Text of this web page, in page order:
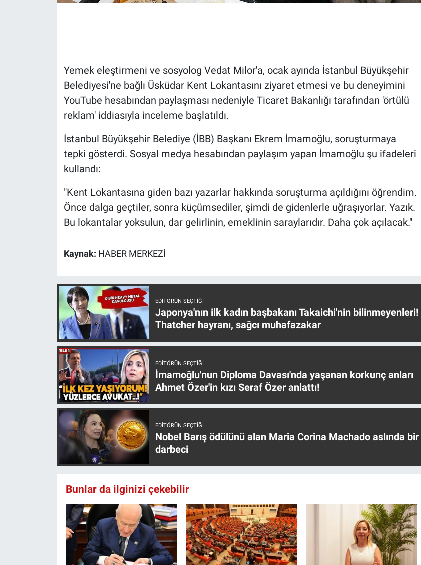
Yemek eleştirmeni ve sosyolog Vedat Milor'a, ocak ayında İstanbul Büyükşehir
Belediyesi'ne bağlı Üsküdar Kent Lokantasını ziyaret etmesi ve bu deneyimini
YouTube hesabından paylaşması nedeniyle Ticaret Bakanlığı tarafından 'örtülü
reklam' iddiasıyla inceleme başlatıldı.
İstanbul Büyükşehir Belediye (İBB) Başkanı Ekrem İmamoğlu, soruşturmaya
tepki gösterdi. Sosyal medya hesabından paylaşım yapan İmamoğlu şu ifadeleri
kullandı:
"Kent Lokantasına giden bazı yazarlar hakkında soruşturma açıldığını öğrendim.
Önce dalga geçtiler, sonra küçümsediler, şimdi de gidenlerle uğraşıyorlar. Yazık.
Bu lokantalar yoksulun, dar gelirlinin, emeklinin saraylarıdır. Daha çok açılacak."
Kaynak: HABER MERKEZİ
EDITÖRÜN SEÇTIĞI
Japonya'nın ilk kadın başbakanı Takaichi'nin bilinmeyenleri!
Thatcher hayranı, sağcı muhafazakar
EDITÖRÜN SEÇTIĞI
İmamoğlu'nun Diploma Davası'nda yaşanan korkunç anları
Ahmet Özer'in kızı Seraf Özer anlattı!
EDITÖRÜN SEÇTIĞI
Nobel Barış ödülünü alan Maria Corina Machado aslında bir
darbeci
Bunlar da ilginizi çekebilir
Koronavirüs
Ne demişti
Teknoloji
Türkiye'nin Geleceği
Türkiye'nin Gündemi
Yerel Gündem
Yerel Yaşam